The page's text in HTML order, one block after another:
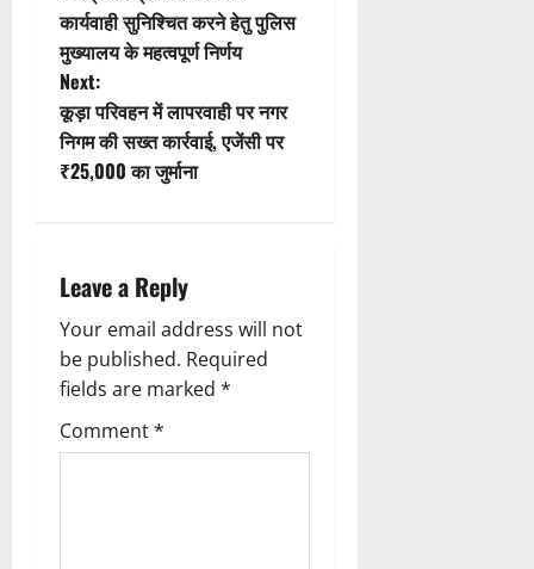
i
o
n
o
s
t
n
v
i
g
a
t
कार्यवाही सुनिश्चित करने हेतु पुलिस
मुख्यालय के महत्वपूर्ण निर्णय
Next:
कूड़ा परिवहन में लापरवाही पर नगर
निगम की सख्त कार्रवाई, एजेंसी पर
₹25,000 का जुर्माना
Leave a Reply
Your email address will not
be published. Required
fields are marked *
Comment*